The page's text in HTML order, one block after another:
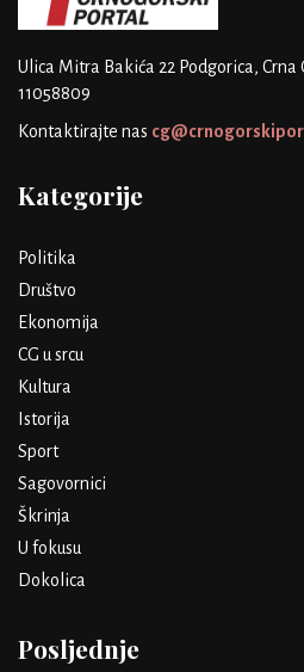
Ulica Mitra Bakića 22 Podgorica, Crna
11058809
Kontaktirajte nas
Kategorije
Politika
Društvo
Ekonomija
CG u srcu
Kultura
Istorija
Sport
Sagovornici
Škrinja
U fokusu
Dokolica
Posljednje